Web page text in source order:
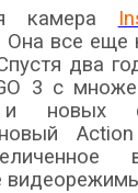
камера
Она все еще
два
3 с
и новых